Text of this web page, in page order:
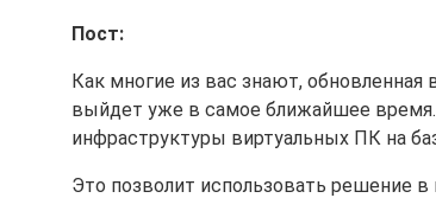
Пост:
Как многие из вас знают, обновленная
выйдет уже в самое ближайшее
инфраструктуры виртуальных ПК на
Это позволит использовать решение